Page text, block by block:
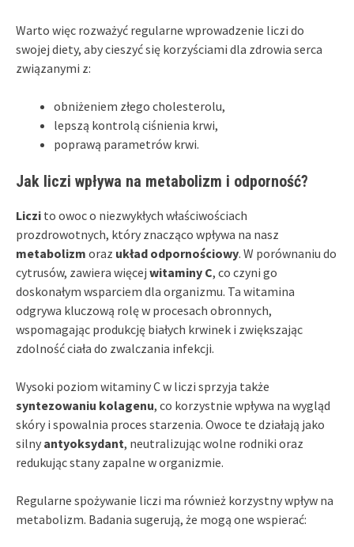
Warto więc rozważyć regularne wprowadzenie liczi do
swojej diety, aby cieszyć się korzyściami dla zdrowia serca
związanymi z:
obniżeniem złego cholesterolu,
lepszą kontrolą ciśnienia krwi,
poprawą parametrów krwi.
Jak liczi wpływa na metabolizm i odporność?
Liczi to owoc o niezwykłych właściwościach
prozdrowotnych, który znacząco wpływa na nasz
metabolizm oraz układ odpornościowy. W porównaniu do
cytrusów, zawiera więcej witaminy C, co czyni go
doskonałym wsparciem dla organizmu. Ta witamina
odgrywa kluczową rolę w procesach obronnych,
wspomagając produkcję białych krwinek i zwiększając
zdolność ciała do zwalczania infekcji.
Wysoki poziom witaminy C w liczi sprzyja także
syntezowaniu kolagenu, co korzystnie wpływa na wygląd
skóry i spowalnia proces starzenia. Owoce te działają jako
silny antyoksydant, neutralizując wolne rodniki oraz
redukując stany zapalne w organizmie.
Regularne spożywanie liczi ma również korzystny wpływ na
metabolizm. Badania sugerują, że mogą one wspierać: